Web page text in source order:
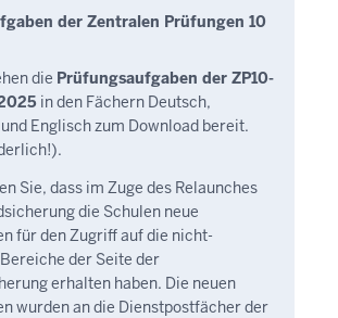
der Zentralen Prüfungen 10
die Prüfungsaufgaben der ZP10-
in den Fächern Deutsch,
Englisch zum Download bereit.
Sie, dass im Zuge des Relaunches
die Schulen neue
für den Zugriff auf die nicht-
der Seite der
erhalten haben. Die neuen
wurden an die Dienstpostfächer der